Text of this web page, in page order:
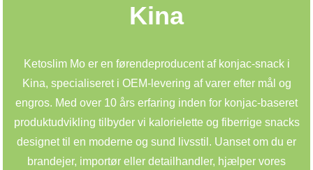
Kina
Ketoslim Mo er en førendeproducent af konjac-snack i
Kina, specialiseret i OEM-levering af varer efter mål og
engros. Med over 10 års erfaring inden for konjac-baseret
produktudvikling tilbyder vi kalorielette og fiberrige snacks
designet til en moderne og sund livsstil. Uanset om du er
brandejer, importør eller detailhandler, hjælper vores